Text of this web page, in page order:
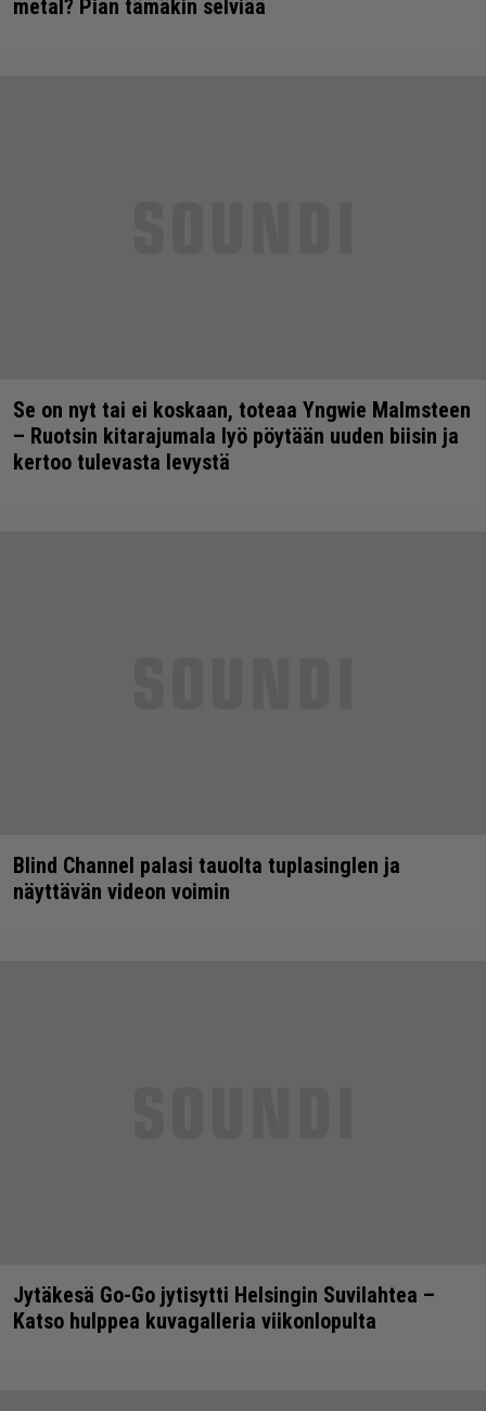
metal? Pian tämäkin selviää
Se on nyt tai ei koskaan, toteaa Yngwie Malmsteen
– Ruotsin kitarajumala lyö pöytään uuden biisin ja
kertoo tulevasta levystä
Blind Channel palasi tauolta tuplasinglen ja
näyttävän videon voimin
Jytäkesä Go-Go jytisytti Helsingin Suvilahtea –
Katso hulppea kuvagalleria viikonlopulta